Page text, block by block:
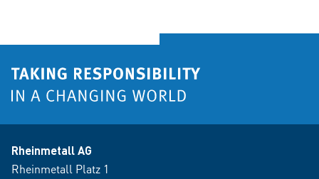
Rheinmetall AG
Rheinmetall Platz 1